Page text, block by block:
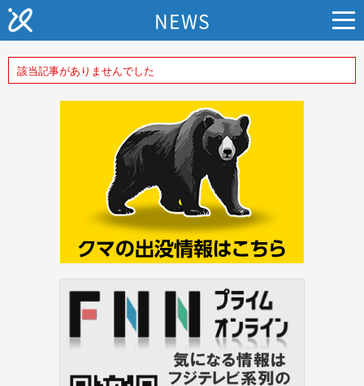
NEWS
該当記事がありませんでした